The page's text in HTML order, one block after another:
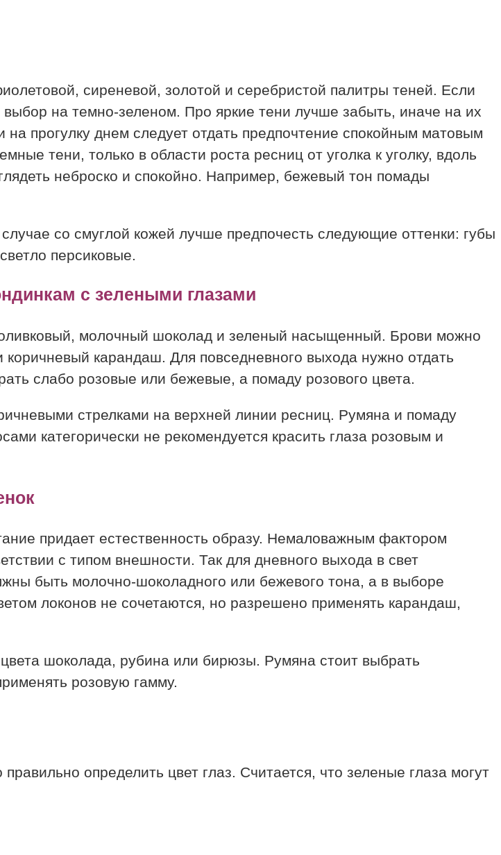
сиреневой, золотой и серебристой палитры теней. Если
выбор на темно-зеленом. Про яркие тени лучше забыть, иначе на их
прогулку днем следует отдать предпочтение спокойным матовым
тени, только в области роста ресниц от уголка к уголку, вдоль
неброско и спокойно. Например, бежевый тон помады
со смуглой кожей лучше предпочесть следующие оттенки: губы
персиковые.
с зелеными глазами
молочный шоколад и зеленый насыщенный. Брови можно
карандаш. Для повседневного выхода нужно отдать
слабо розовые или бежевые, а помаду розового цвета.
стрелками на верхней линии ресниц. Румяна и помаду
категорически не рекомендуется красить глаза розовым и
придает естественность образу. Немаловажным фактором
с типом внешности. Так для дневного выхода в свет
быть молочно-шоколадного или бежевого тона, а в выборе
локонов не сочетаются, но разрешено применять карандаш,
шоколада, рубина или бирюзы. Румяна стоит выбрать
розовую гамму.
определить цвет глаз. Считается, что зеленые глаза могут